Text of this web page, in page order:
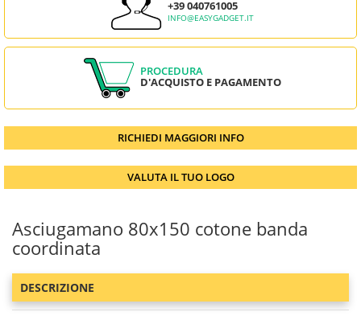
+39 040761005
INFO@EASYGADGET.IT
PROCEDURA
D'ACQUISTO E PAGAMENTO
RICHIEDI MAGGIORI INFO
VALUTA IL TUO LOGO
Asciugamano 80x150 cotone banda
coordinata
DESCRIZIONE